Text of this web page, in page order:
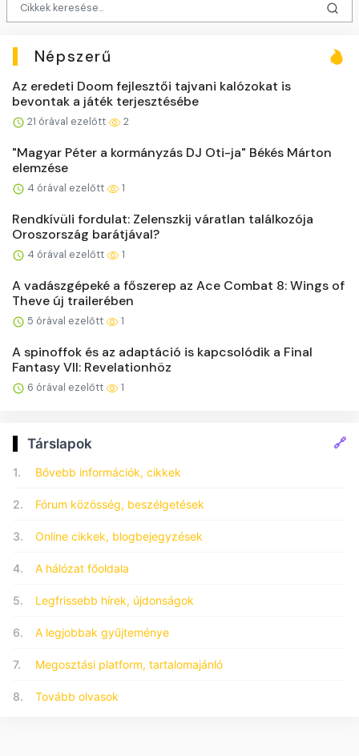
Népszerű
Az eredeti Doom fejlesztői tajvani kalózokat is
bevontak a játék terjesztésébe
21 órával ezelőtt 2
"Magyar Péter a kormányzás DJ Oti-ja" Békés Márton
elemzése
4 órával ezelőtt 1
Rendkívüli fordulat: Zelenszkij váratlan találkozója
Oroszország barátjával?
4 órával ezelőtt 1
A vadászgépeké a főszerep az Ace Combat 8: Wings of
Theve új trailerében
5 órával ezelőtt 1
A spinoffok és az adaptáció is kapcsolódik a Final
Fantasy VII: Revelationhöz
6 órával ezelőtt 1
Társlapok 🔗
1. Bővebb információk, cikkek
2. Fórum közösség, beszélgetések
3. Online cikkek, blogbejegyzések
4. A hálózat főoldala
5. Legfrissebb hírek, újdonságok
6. A legjobbak gyűjteménye
7. Megosztási platform, tartalomajánló
8. Tovább olvasok